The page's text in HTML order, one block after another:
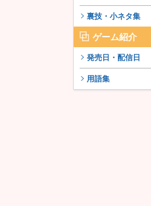
裏技・小ネタ集
ゲーム紹介
発売日・配信日
用語集